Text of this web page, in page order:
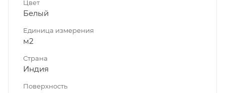
Цвет
Белый
Единица измерения
м2
Страна
Индия
Поверхность